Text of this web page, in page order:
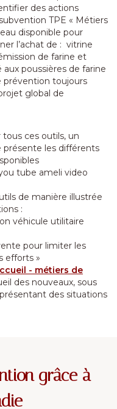
des actions
TPE « Métiers
disponible pour
l’achat de : vitrine
de farine et
poussières de farine
prévention toujours
global de
ces outils, un
présente les différents
tube ameli video
de manière illustrée
:
véhicule utilitaire
pour limiter les
efforts »
- métiers de
des nouveaux, sous
des situations
grâce à